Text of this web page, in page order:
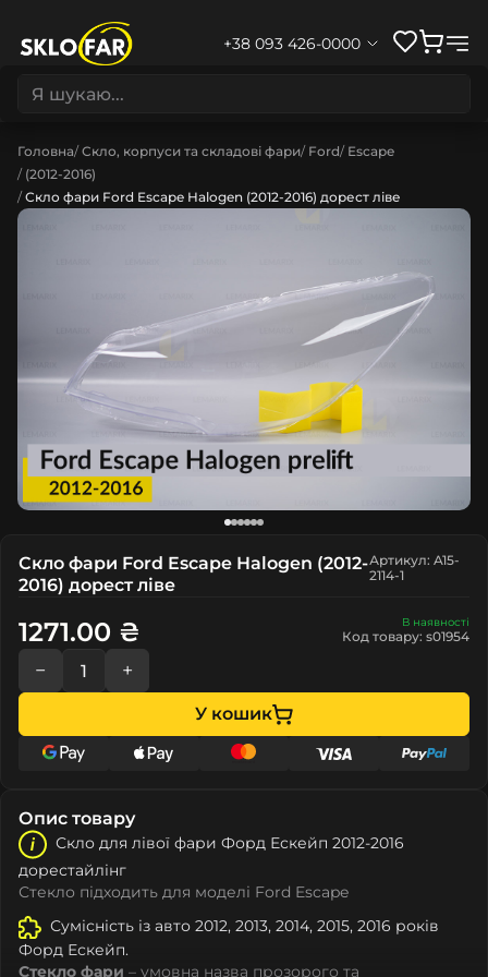
+38 093 426-0000
Головна Скло, корпуси та складові фари Ford Escape
(2012-2016)
Скло фари Ford Escape Halogen (2012-2016) дорест ліве
Скло фари Ford Escape Halogen (2012-
2016) дорест ліве
Артикул: A15-
2114-1
В наявності
Код товару: s01954
1271.00 ₴
− +
У кошик
Опис товару
Скло для лівої фари Форд Ескейп 2012-2016
дорестайлінг
Стекло підходить для моделі Ford Escape
Сумісність із авто 2012, 2013, 2014, 2015, 2016 років
Форд Ескейп.
Стекло фари – умовна назва прозорого та